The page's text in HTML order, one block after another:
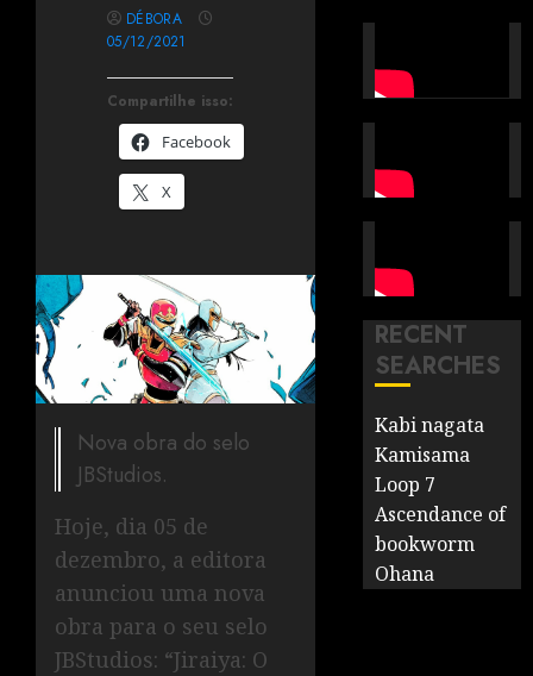
Compartilhe isso:
Facebook
X
DÉBORA
05/12/2021
Nova obra do selo
JBStudios.
Hoje, dia 05 de
dezembro, a editora
anunciou uma nova
obra para o seu selo
JBStudios: “Jiraiya: O
RECENT
SEARCHES
Kabi nagata
Kamisama
Loop 7
Ascendance of
bookworm
Ohana